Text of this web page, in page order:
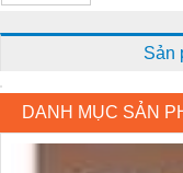
Sản
DANH MỤC SẢN